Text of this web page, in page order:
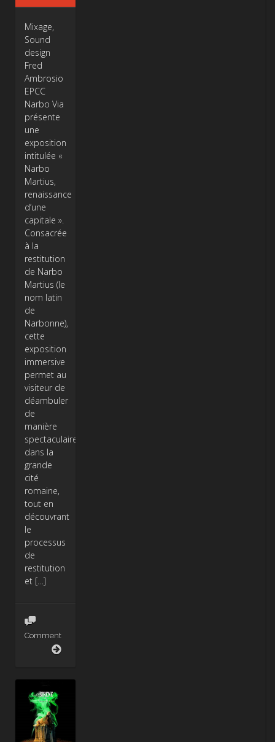
Mixage,
Sound
design
Fred
Ambrosio
EPCC
Narbo Via
présente
une
exposition
intitulée «
Narbo
Martius,
renaissance
d’une
capitale ».
Consacrée
à la
restitution
de Narbo
Martius (le
nom latin
de
Narbonne),
cette
exposition
immersive
permet au
visiteur de
déambuler
de
manière
spectaculaire
dans la
grande
cité
romaine,
tout en
découvrant
le
processus
de
restitution
et […]
Comment